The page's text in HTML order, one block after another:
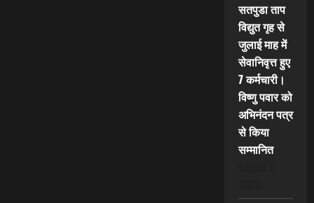
सतपुडा ताप
विद्युत गृह से
जुलाई माह में
सेवानिवृत्त हुए
7 कर्मचारी।
विष्णु पवार को
अभिनंदन पत्र
से किया
सम्मानित